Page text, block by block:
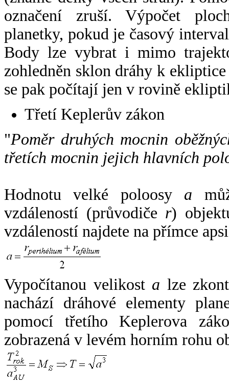
označení zruší. Výpočet
planetky, pokud je časový
Body lze vybrat i mimo
zohledněn sklon dráhy k
se pak počítají jen v rovině
Třetí Keplerův zákon
"Poměr druhých mocnin
třetích mocnin jejich hlavních
Hodnotu velké poloosy a
vzdáleností (průvodiče r)
vzdáleností najdete na přímce
Vypočítanou velikost a lze
nachází dráhové elementy
pomocí třetího Keplerova
zobrazená v levém horním rohu